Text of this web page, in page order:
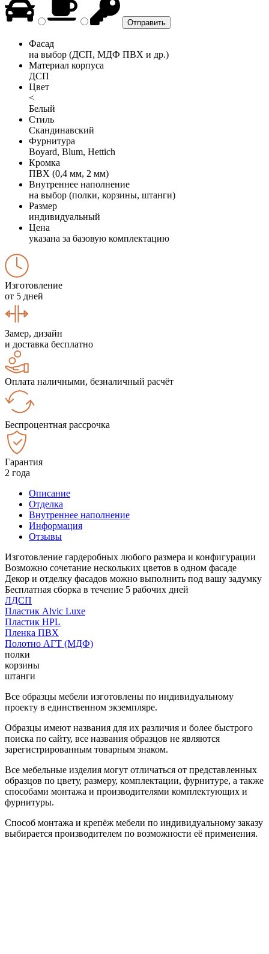
Фасад
на выбор (ДСП, МДФ ПВХ и др.)
Материал корпуса
ДСП
Цвет
<
Белый
Стиль
Скандинавский
Фурнитура
Boyard, Blum, Hettich
Кромка
ПВХ (0,4 мм, 2 мм)
Внутреннее наполнение
на выбор (полки, корзины, штанги)
Размер
индивидуальный
Цена
указана за базовую комплектацию
Изготовление
от 5 дней
Замер, дизайн
и доставка бесплатно
Оплата наличными, безналичный расчёт
Беспроцентная рассрочка
Гарантия
2 года
Описание
Отделка
Внутреннее наполнение
Информация
Отзывы
Изготовление гардеробных любого размера и конфигурации
Возможно сочетание нескольких цветов в одном фасаде
Декор и отделку фасадов можно выполнить под вашу задумку
Бесплатная сборка в течение 5 рабочих дней
ЛДСП
Пластик Alvic Luxe
Пластик HPL
Пленка ПВХ
Полотно АГТ (МДФ)
полки
корзины
штанги
Все образцы мебели изготовлены по индивидуальному
проекту в единственном экземпляре.
Образцы имеют названия для их различия и более быстрого
поиска по сайту, все названия образцов не являются
зарегистрированным товарным знаком.
Все мебельные изделия могут отличаться от представленных
образцов по цвету, размеру, комплектации, фурнитуре, а также
способами монтажа и производителями комплектующих и
фурнитуры.
Способ монтажа и крепёж мебели по индивидуальному заказу
выбирается производителем по возможности её применения.